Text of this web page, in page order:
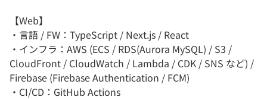
【Web】
・言語 / FW：TypeScript / Next.js / React
・インフラ：AWS (ECS / RDS(Aurora MySQL) / S3 /
CloudFront / CloudWatch / Lambda / CDK / SNS など) /
Firebase (Firebase Authentication / FCM)
・CI/CD：GitHub Actions